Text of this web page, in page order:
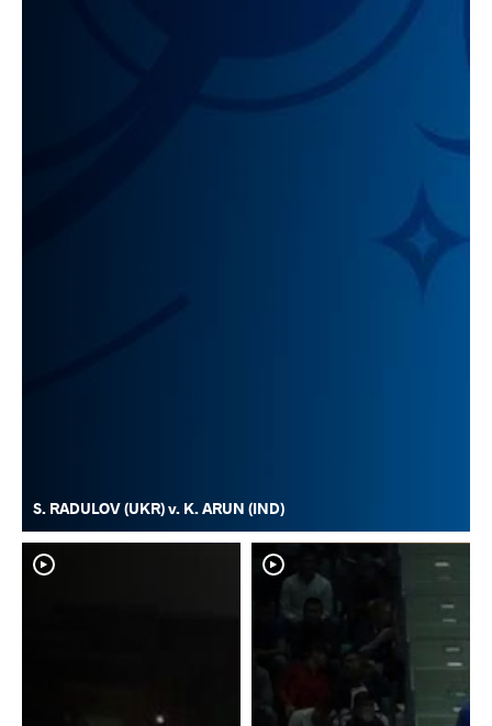
S. RADULOV (UKR) v. K. ARUN (IND)